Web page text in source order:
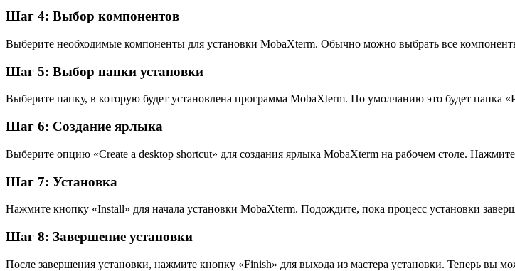
Шаг 4: Выбор компонентов
Выберите необходимые компоненты для установки MobaXterm. Обычно можно выбрать все
Шаг 5: Выбор папки установки
Выберите папку, в которую будет установлена программа MobaXterm. По умолчанию это будет папка
Шаг 6: Создание ярлыка
Выберите опцию «Create a desktop shortcut» для создания ярлыка MobaXterm на рабочем столе.
Шаг 7: Установка
Нажмите кнопку «Install» для начала установки MobaXterm. Подождите, пока процесс установки
Шаг 8: Завершение установки
После завершения установки, нажмите кнопку «Finish» для выхода из мастера установки. Теперь вы